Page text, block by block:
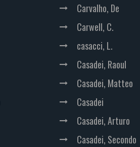
Carvalho, De
Carwell, C.
casacci, L.
Casadei, Raoul
Casadei, Matteo
Casadei
Casadei, Arturo
Casadei, Secondo